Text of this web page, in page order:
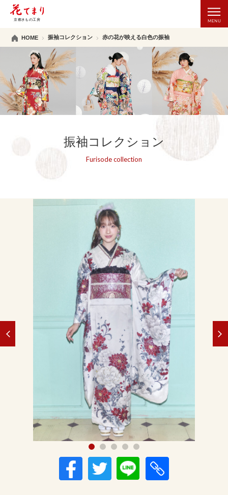
HOME 振袖コレクション 赤の花が映える白色の振袖
振袖コレクション
Furisode collection